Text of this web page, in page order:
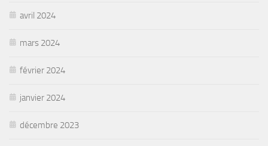
avril 2024
mars 2024
février 2024
janvier 2024
décembre 2023